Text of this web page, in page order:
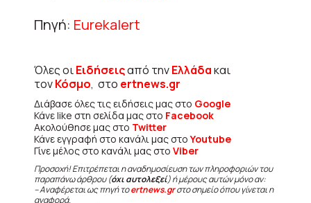
Πηγή: Eurekalert
Όλες οιΕιδήσειςαπό τηνΕλλάδακαι
τονΚόσμο, στο ertnews.gr
Διάβασε όλες τις ειδήσεις μας στο Google
Κάνε like στη σελίδα μας στο Facebook
Ακολούθησε μας στο Twitter
Κάνε εγγραφή στο κανάλι μας στοYoutube
Γίνε μέλος στο κανάλι μας στο Viber
Προσοχή! Επιτρέπεται η αναδημοσίευση των πληροφοριών του
παραπάνω άρθρου (όχι αυτολεξεί) ή μέρους αυτών μόνο αν:
– Αναφέρεται ως πηγή τοertnews.grστο σημείο όπου γίνεται η
αναφορά.